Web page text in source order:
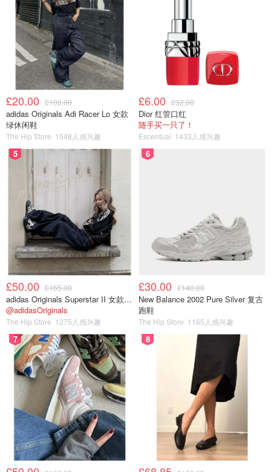
£20.00 £100.00
adidas Originals Adi Racer Lo 女款
绿休闲鞋
The Hip Store 1548人感兴趣
£6.00 £32.00
Dior 红管口红
随手买一只了！
Escentual 1433人感兴趣
5
£50.00 £165.00
adidas Originals Superstar II 女款串珠休闲鞋 黑色
@adidasOriginals
The Hip Store 1275人感兴趣
6
£30.00 £140.00
New Balance 2002 Pure Silver 复古
跑鞋
The Hip Store 1165人感兴趣
7 8